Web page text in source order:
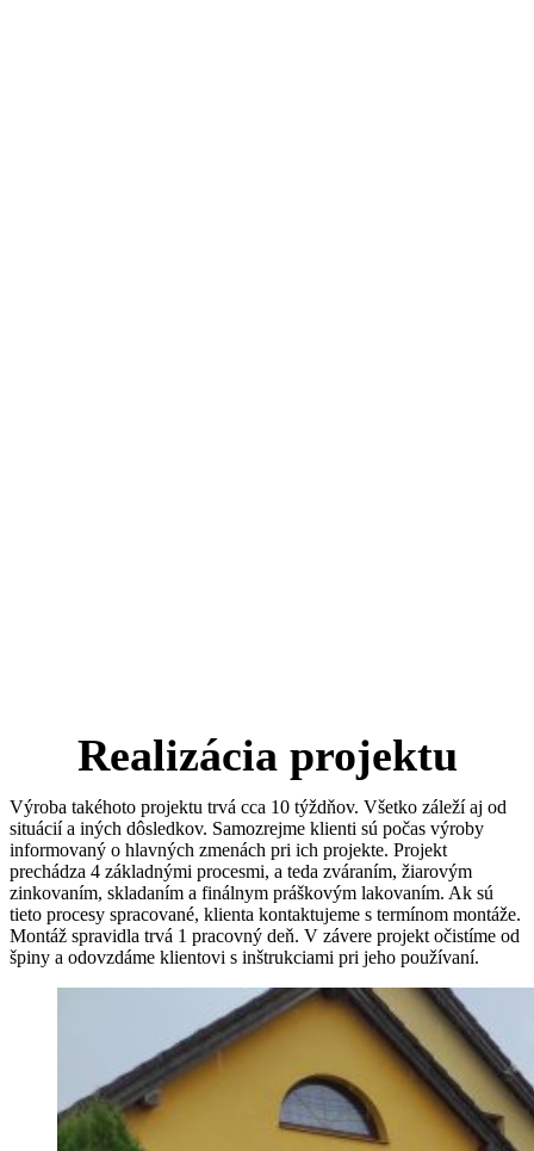
Realizácia projektu
Výroba takéhoto projektu trvá cca 10 týždňov. Všetko záleží aj od
situácií a iných dôsledkov. Samozrejme klienti sú počas výroby
informovaný o hlavných zmenách pri ich projekte. Projekt
prechádza 4 základnými procesmi, a teda zváraním, žiarovým
zinkovaním, skladaním a finálnym práškovým lakovaním. Ak sú
tieto procesy spracované, klienta kontaktujeme s termínom montáže.
Montáž spravidla trvá 1 pracovný deň. V závere projekt očistíme od
špiny a odovzdáme klientovi s inštrukciami pri jeho používaní.